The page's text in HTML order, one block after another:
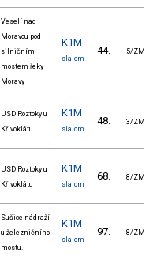
Veselí nad
Moravou pod
silničním
mostem řeky
Moravy
K1M
slalom
44. 5/ZM
USD Roztoky u
Křivoklátu
K1M
slalom
48. 3/ZM
USD Roztoky u
Křivoklátu
K1M
slalom
68. 8/ZM
Sušice nádraží
u železničního
mostu.
K1M
slalom
97. 8/ZM